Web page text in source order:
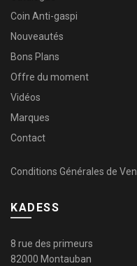
Coin Anti-gaspi
Nouveautés
Bons Plans
Offre du moment
Vidéos
Marques
Contact
Conditions Générales de
KADESS
8 rue des primeurs
82000 Montauban